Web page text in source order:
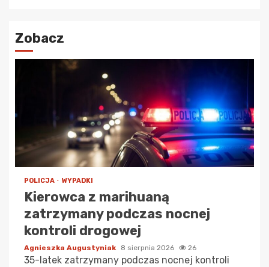
Zobacz
POLICJA WYPADKI
Kierowca z marihuaną
zatrzymany podczas nocnej
kontroli drogowej
Agnieszka Augustyniak 8 sierpnia 2026 26
35-latek zatrzymany podczas nocnej kontroli